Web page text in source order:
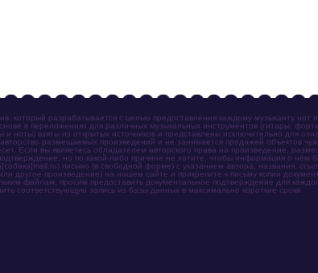
который разрабатывается с целью предоставления каждому музыканту нот
в переложениях для различных музыкальных инструментов (гитары,
ноты) взяты из открытых источников и представлены исключительно для
размещаемых произведений и не занимается продажей объектов
Если вы являетесь обладателем авторского права на произведение,
но по какой-либо причине не хотите, чтобы информация о нём
письмо (в свободной форме) с указанием автора, названия,
другое произведение) на нашем сайте и прикрепите к письму копии
файлам, просим предоставить документальное подтверждение для
соответствующую запись из базы данных в максимально короткие сроки.